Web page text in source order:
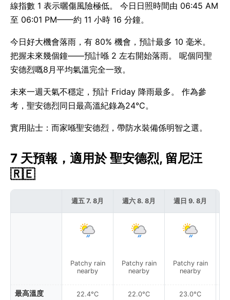
線指數 1 表示曬傷風險極低。 今日日照時間由 06:45 AM
至 06:01 PM——約 11 小時 16 分鐘。
今日好大機會落雨，有 80% 機會，預計最多 10 毫米。
把握未來幾個鐘——預計喺 2 左右開始落雨。 呢個同聖
安德烈嘅8月平均氣溫完全一致。
未來一週天氣不穩定，預計 Friday 降雨最多。 作為參
考，聖安德烈同日最高溫紀錄為24°C。
實用貼士：而家喺聖安德烈，帶防水裝備係明智之選。
7 天預報，適用於 聖安德烈, 留尼汪
🇷🇪
最高溫度
週五 7. 8月
Patchy rain
nearby
22.4°C
週六 8. 8月
Patchy rain
nearby
22.0°C
週日 9. 8月
Patchy rain
nearby
23.0°C